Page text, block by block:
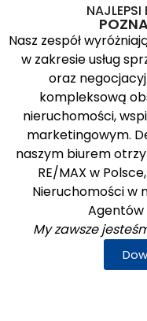
NAJLEPSI
Nasz zespół
w zakresie usług
oraz
kompleksową
nieruchomości,
marketingowym.
naszym biurem
RE/MAX w
Nieruchomości w
Agentów
My zawsze